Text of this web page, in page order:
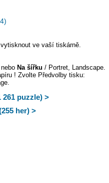
ve vaší tiskárně.
nebo Na šířku / Portret, Landscape.
! Zvolte Předvolby tisku:
261 puzzle) >
her) >